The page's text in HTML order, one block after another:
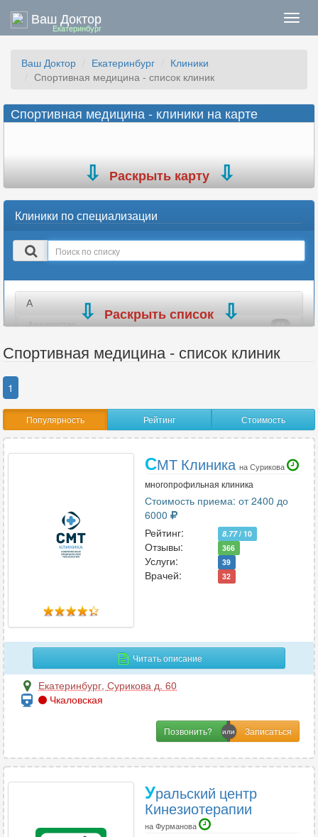
Ваш Доктор
Екатеринбург
Ваш Доктор Екатеринбург
Клиники
Спортивная медицина - список клиник
Спортивная медицина - клиники на карте
Раскрыть карту
Клиники по специализации
Поиск
в
А
Акушерство 41
Аллергология
Анестезиология 15
Анестезиология-реаниматология 15
Венерология
Гастроэнтерология 64
Генетика
Гепатология
1
72
Гирудотерапия 2
Раскрыть список
Спортивная медицина - список клиник
1
Популярность Рейтинг Стоимость
СМТ Клиника на Сурикова
многопрофильная клиника
Стоимость приема: от 2400 до
6000
Рейтинг:
8.77/ 10
Отзывы: 366
Услуги: 39
Врачей: 32
Читать описание
Екатеринбург, Сурикова д. 60
Чкаловская
Позвонить?
Уральский центр
Кинезиотерапии
на Фурманова